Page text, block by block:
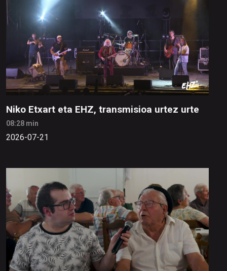
Niko Etxart eta EHZ, transmisioa urtez urte
08:28 min
2026-07-21